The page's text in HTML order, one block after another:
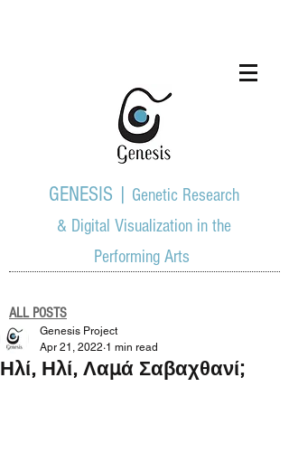
GENESIS | Genetic Research
& Digital Visualization in the
Performing Arts
ALL POSTS
Ηλί, Ηλί, Λαμά Σαβαχθανί;
Genesis Project
Apr 21, 2022 1 min read